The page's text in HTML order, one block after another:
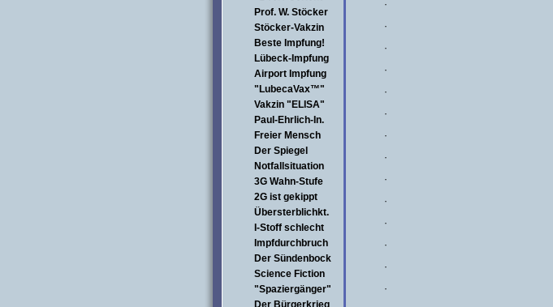
Prof. W. Stöcker
Stöcker-Vakzin
Beste Impfung!
Lübeck-Impfung
Airport Impfung
"LubecaVax™"
Vakzin "ELISA"
Paul-Ehrlich-In.
Freier Mensch
Der Spiegel
Notfallsituation
3G Wahn-Stufe
2G ist gekippt
Übersterblichkt.
I-Stoff schlecht
Impfdurchbruch
Der Sündenbock
Science Fiction
"Spaziergänger"
Der Bürgerkrieg
·
·
·
·
·
·
·
·
·
·
·
·
·
·